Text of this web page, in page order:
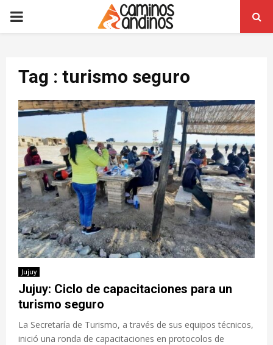
PRIMARY
Tag : turismo seguro
Jujuy
Jujuy: Ciclo de capacitaciones para un
turismo seguro
La Secretaría de Turismo, a través de sus equipos técnicos,
inició una ronda de capacitaciones en protocolos de